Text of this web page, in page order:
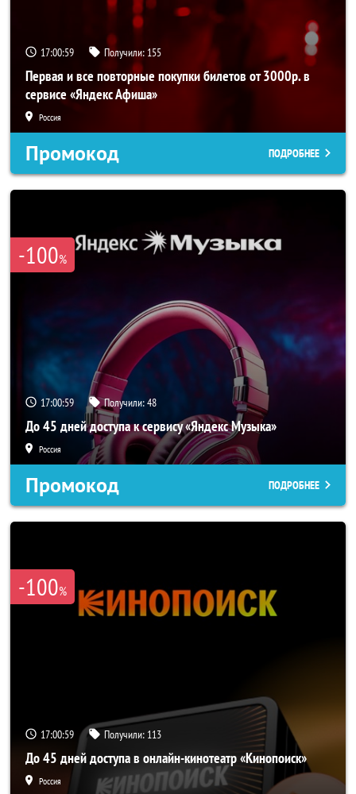
17:00:58 Получили: 155
Первая и все повторные покупки билетов от 3000р. в
сервисе «Яндекс Афиша»
Россия
Промокод ПОДРОБНЕЕ
-100%
17:00:58 Получили:48
До 45 дней доступа к сервису «Яндекс Музыка»
Россия
Промокод ПОДРОБНЕЕ
-100%
17:00:58 Получили: 113
До 45 дней доступа в онлайн-кинотеатр «Кинопоиск»
Россия